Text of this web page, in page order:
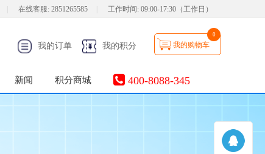
在线客服: 2851265585 工作时间: 09:00-17:30（工作日）
我的订单 我的积分 我的购物车
0
新闻 积分商城 400-8088-345